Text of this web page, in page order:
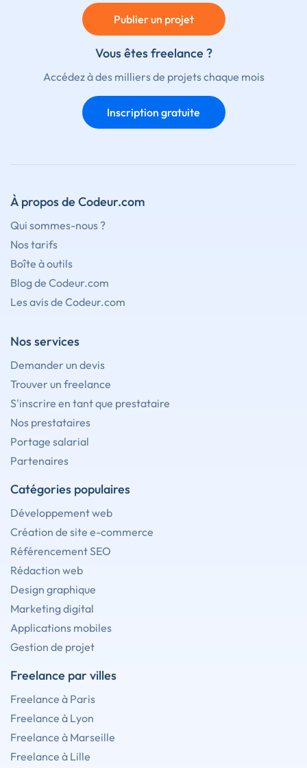
Publier un projet
Vous êtes freelance ?
Accédez à des milliers de projets chaque mois
Inscription gratuite
À propos de Codeur.com
Qui sommes-nous ?
Nos tarifs
Boîte à outils
Blog de Codeur.com
Les avis de Codeur.com
Nos services
Demander un devis
Trouver un freelance
S'inscrire en tant que prestataire
Nos prestataires
Portage salarial
Partenaires
Catégories populaires
Développement web
Création de site e-commerce
Référencement SEO
Rédaction web
Design graphique
Marketing digital
Applications mobiles
Gestion de projet
Freelance par villes
Freelance à Paris
Freelance à Lyon
Freelance à Marseille
Freelance à Lille